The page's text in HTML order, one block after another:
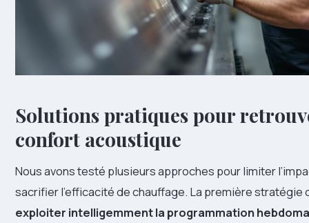
Solutions pratiques pour
confort acoustique
Nous avons testé plusieurs approches pour limiter
sacrifier l’efficacité de chauffage. La première stratégie
exploiter intelligemment la programmation